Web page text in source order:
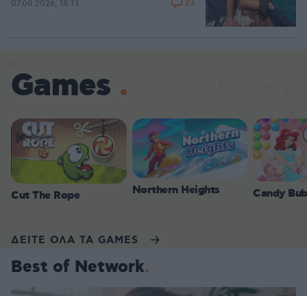
07.08.2026, 18:13 23
Games
Cut The Rope Northern Heights Candy
ΔΕΙΤΕ ΟΛΑ ΤΑ GAMES
Best of Network